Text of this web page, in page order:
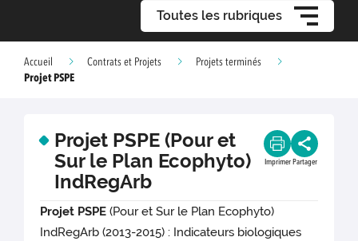
Toutes les rubriques
Accueil Contrats et Projets
Projets terminés
Projet PSPE
Projet PSPE (Pour et
Sur le Plan Ecophyto)
IndRegArb
Imprimer Partager
Projet PSPE (Pour et Sur le Plan Ecophyto)
IndRegArb (2013-2015) : Indicateurs biologiques